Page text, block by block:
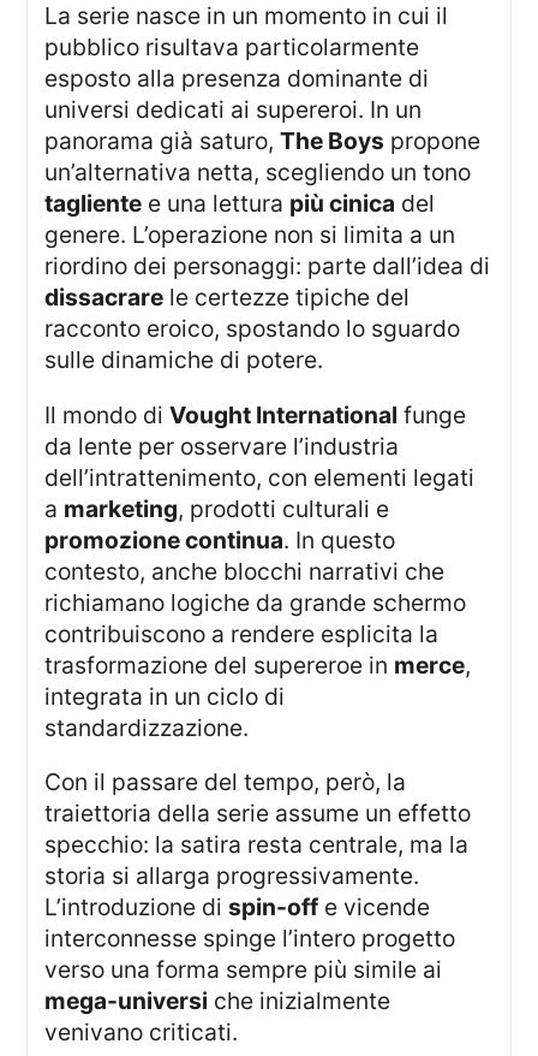
La serie nasce in un momento in cui il
pubblico risultava particolarmente
esposto alla presenza dominante di
universi dedicati ai supereroi. In un
panorama già saturo,The Boys propone
un’alternativa netta, scegliendo un tono
tagliente e una lettura più cinica del
genere. L’operazione non si limita a un
riordino dei personaggi: parte dall’idea di
dissacrare le certezze tipiche del
racconto eroico, spostando lo sguardo
sulle dinamiche di potere.
Il mondo diVought International funge
da lente per osservare l’industria
dell’intrattenimento, con elementi legati
a marketing, prodotti culturali e
promozione continua. In questo
contesto, anche blocchi narrativi che
richiamano logiche da grande schermo
contribuiscono a rendere esplicita la
trasformazione del supereroe in merce,
integrata in un ciclo di
standardizzazione.
Con il passare del tempo, però, la
traiettoria della serie assume un effetto
specchio: la satira resta centrale, ma la
storia si allarga progressivamente.
L’introduzione dispin-off e vicende
interconnesse spinge l’intero progetto
verso una forma sempre più simile ai
mega-universi che inizialmente
venivano criticati.